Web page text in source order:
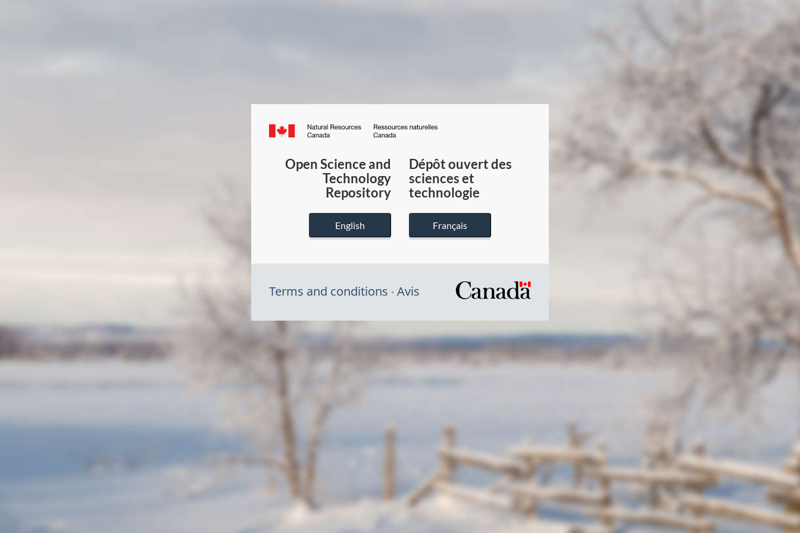
Canada.ca
du
Canada
Open Science and
Technology
Repository
English
Dépôt ouvert des
sciences et
technologie
Français
Terms and conditions Avis
/
du
gouvernement
du